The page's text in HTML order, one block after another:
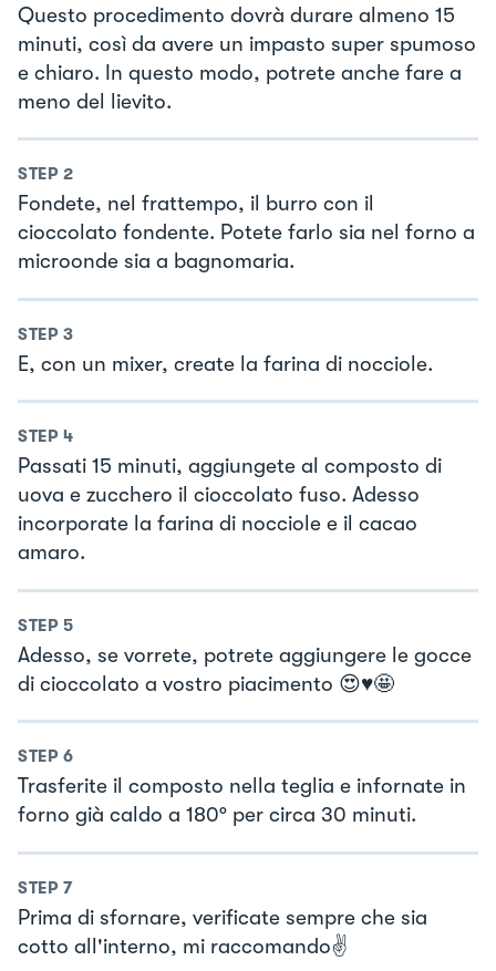
Questo procedimento dovrà durare almeno 15
minuti, così da avere un impasto super spumoso
e chiaro. In questo modo, potrete anche fare a
meno del lievito.
STEP 2
Fondete, nel frattempo, il burro con il
cioccolato fondente. Potete farlo sia nel forno a
microonde sia a bagnomaria.
STEP 3
E, con un mixer, create la farina di nocciole.
STEP 4
Passati 15 minuti, aggiungete al composto di
uova e zucchero il cioccolato fuso. Adesso
incorporate la farina di nocciole e il cacao
amaro.
STEP 5
Adesso, se vorrete, potrete aggiungere le gocce
di cioccolato a vostro piacimento 😍♥️🤩
STEP 6
Trasferite il composto nella teglia e infornate in
forno già caldo a 180° per circa 30 minuti.
STEP 7
Prima di sfornare, verificate sempre che sia
cotto all'interno, mi raccomando✌️